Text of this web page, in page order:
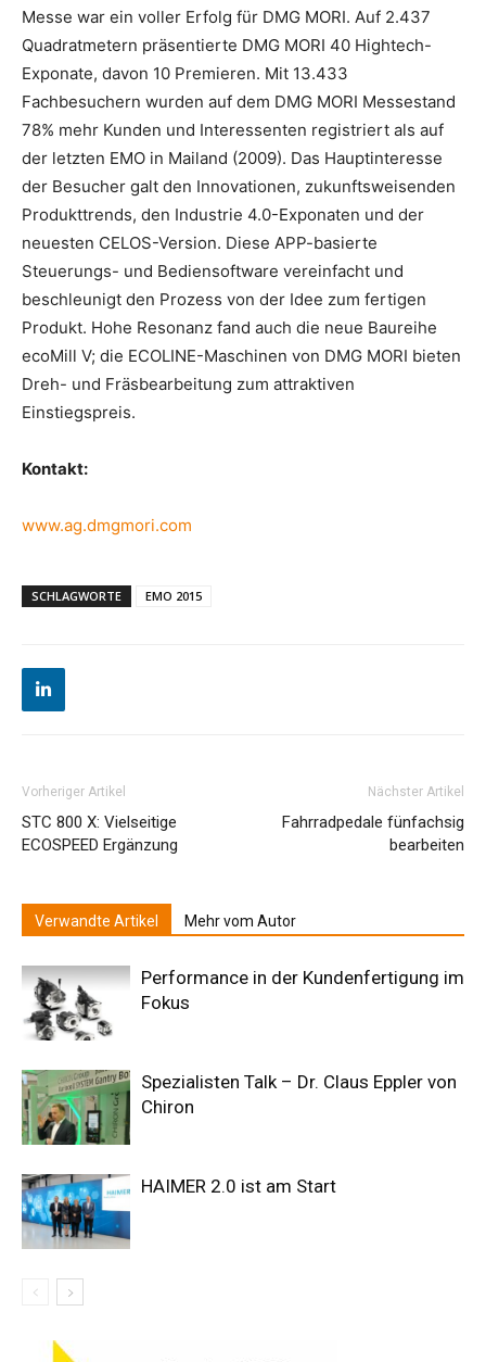
Messe war ein voller Erfolg für DMG MORI. Auf 2.437
Quadratmetern präsentierte DMG MORI 40 Hightech-
Exponate, davon 10 Premieren. Mit 13.433
Fachbesuchern wurden auf dem DMG MORI Messestand
78% mehr Kunden und Interessenten registriert als auf
der letzten EMO in Mailand (2009). Das Hauptinteresse
der Besucher galt den Innovationen, zukunftsweisenden
Produkttrends, den Industrie 4.0-Exponaten und der
neuesten CELOS-Version. Diese APP-basierte
Steuerungs- und Bediensoftware vereinfacht und
beschleunigt den Prozess von der Idee zum fertigen
Produkt. Hohe Resonanz fand auch die neue Baureihe
ecoMill V; die ECOLINE-Maschinen von DMG MORI bieten
Dreh- und Fräsbearbeitung zum attraktiven
Einstiegspreis.
Kontakt:
www.ag.dmgmori.com
SCHLAGWORTE EMO 2015
Vorheriger Artikel
STC 800 X: Vielseitige
ECOSPEED Ergänzung
Nächster Artikel
Fahrradpedale fünfachsig
bearbeiten
Verwandte Artikel Mehr vom Autor
Performance in der Kundenfertigung im
Fokus
Spezialisten Talk – Dr. Claus Eppler von
Chiron
HAIMER 2.0 ist am Start